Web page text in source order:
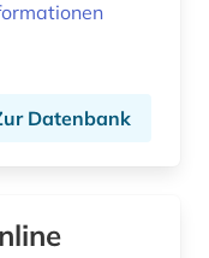
Datenbank